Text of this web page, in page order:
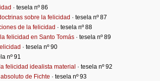
· tesela nº 86
sobre la felicidad · tesela nº 87
de la felicidad · tesela nº 88
felicidad en Santo Tomás · tesela nº 89
· tesela nº 90
nº 91
felicidad idealista material · tesela nº 92
de Fichte · tesela nº 93